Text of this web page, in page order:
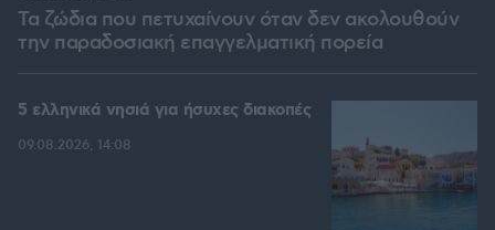
Τα ζώδια που πετυχαίνουν όταν δεν ακολουθούν
την παραδοσιακή επαγγελματική πορεία
5 ελληνικά νησιά για ήσυχες διακοπές
09.08.2026, 14:08